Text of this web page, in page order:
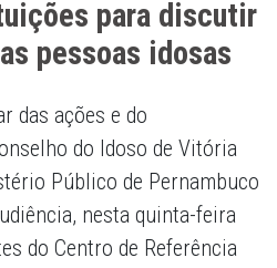
para discutir
pessoas idosas
das ações e do
do Idoso de Vitória
Público de Pernambuco
nesta quinta-feira
do Centro de Referência